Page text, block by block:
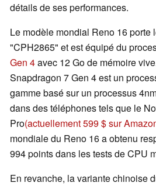
détails de ses performances.
Le modèle mondial Reno 16 porte
"CPH2865" et est équipé du
Gen 4avec 12 Go de mémoire
Snapdragon 7 Gen 4 est un
gamme basé sur un processus
dans des téléphones tels que le
Pro(actuellement 599 $ sur
mondiale du Reno 16 a obtenu
994 points dans les tests de CPU
En revanche, la variante chinoise